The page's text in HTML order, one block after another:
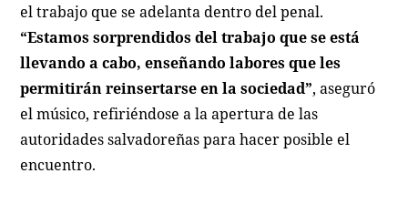
el trabajo que se adelanta dentro del penal.
“Estamos sorprendidos del trabajo que se está
llevando a cabo, enseñando labores que les
permitirán reinsertarse en la sociedad”, aseguró
el músico, refiriéndose a la apertura de las
autoridades salvadoreñas para hacer posible el
encuentro.